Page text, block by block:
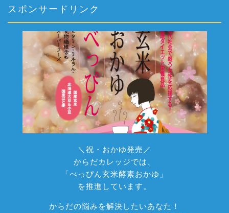
スポンサードリンク
＼祝・おかゆ発売／
からだカレッジでは、
「べっぴん玄米酵素おかゆ」
を推進しています。
からだの悩みを解決したいあなた！